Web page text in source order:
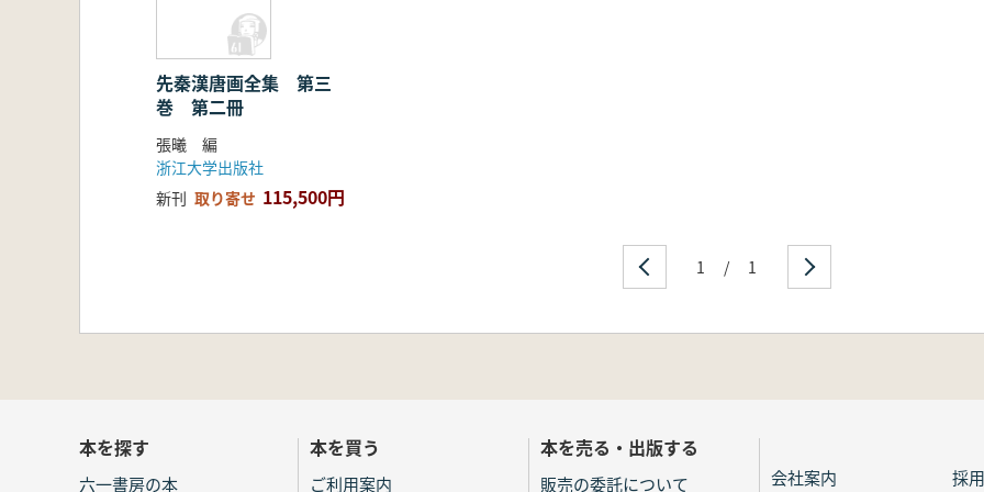
先秦漢唐画全集 第三
巻 第二冊
張曦 編
浙江大学出版社
新刊 取り寄せ 115,500円
1 / 1
本を探す
六一書房の本
本を買う
ご利用案内
本を売る・出版する
販売の委託について 会社案内 採